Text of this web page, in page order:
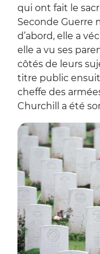
qui ont fait le
Seconde Guerre
d’abord, elle a
elle a vu ses
côtés de leurs
titre public
cheffe des
Churchill a été